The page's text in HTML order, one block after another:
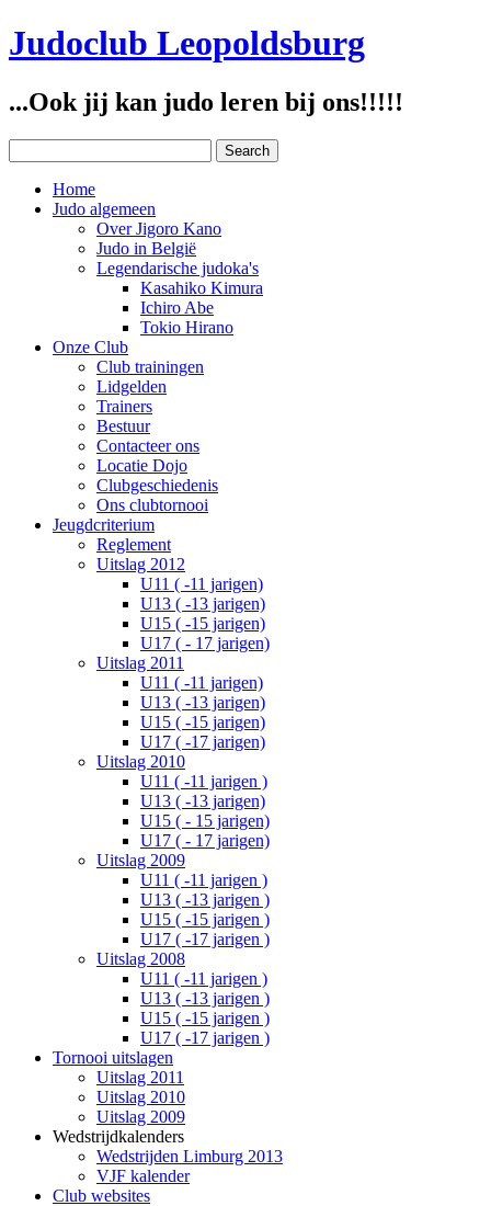
Judoclub Leopoldsburg
...Ook jij kan judo leren bij ons!!!!!
Home
Judo algemeen
Over Jigoro Kano
Judo in België
Legendarische judoka's
Kasahiko Kimura
Ichiro Abe
Tokio Hirano
Onze Club
Club trainingen
Lidgelden
Trainers
Bestuur
Contacteer ons
Locatie Dojo
Clubgeschiedenis
Ons clubtornooi
Jeugdcriterium
Reglement
Uitslag 2012
U11 ( -11 jarigen)
U13 ( -13 jarigen)
U15 ( -15 jarigen)
U17 ( - 17 jarigen)
Uitslag 2011
U11 ( -11 jarigen)
U13 ( -13 jarigen)
U15 ( -15 jarigen)
U17 ( -17 jarigen)
Uitslag 2010
U11 ( -11 jarigen )
U13 ( -13 jarigen)
U15 ( - 15 jarigen)
U17 ( - 17 jarigen)
Uitslag 2009
U11 ( -11 jarigen )
U13 ( -13 jarigen )
U15 ( -15 jarigen )
U17 ( -17 jarigen )
Uitslag 2008
U11 ( -11 jarigen )
U13 ( -13 jarigen )
U15 ( -15 jarigen )
U17 ( -17 jarigen )
Tornooi uitslagen
Uitslag 2011
Uitslag 2010
Uitslag 2009
Wedstrijdkalenders
Wedstrijden Limburg 2013
VJF kalender
Club websites